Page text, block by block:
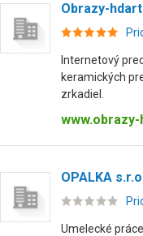
Obrazy-
Internetový
keramických
zrkadiel.
OPALKA
Umelecké